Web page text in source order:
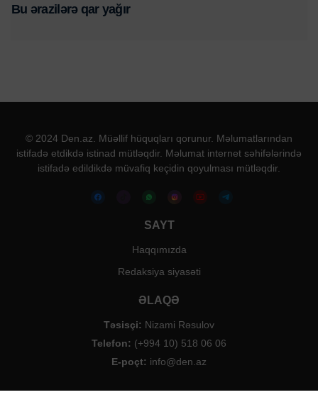
Bu ərazilərə qar yağır
© 2024 Den.az. Müəllif hüquqları qorunur. Məlumatlarından
istifadə etdikdə istinad mütləqdir. Məlumat internet səhifələrində
istifadə edildikdə müvafiq keçidin qoyulması mütləqdir.
SAYT
Haqqımızda
Redaksiya siyasəti
ƏLAQƏ
Təsisçi: Nizami Rəsulov
Telefon: (+994 10) 518 06 06
E-poçt: info@den.az